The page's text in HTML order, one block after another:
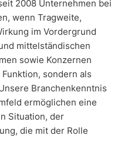
2008 Unternehmen bei
wenn Tragweite,
im Vordergrund
mittelständischen
sowie Konzernen
sondern als
Branchenkenntnis
ermöglichen eine
Situation, der
die mit der Rolle